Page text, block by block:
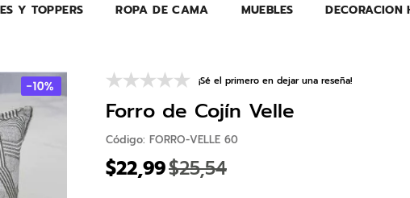
Y TOPPERS ROPA DE CAMA MUEBLES DECORACION
¡Sé el primero en dejar una reseña!
Forro de Cojín Velle
Código: FORRO-VELLE 60
$22,99$25,54
BUSCADOS